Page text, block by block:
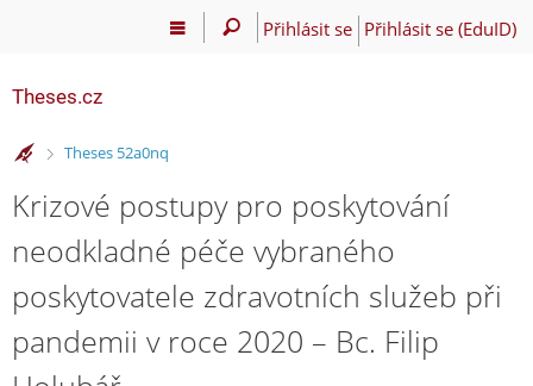
Přihlásit se Přihlásit se (EduID)
Theses.cz
>
Theses 52a0nq
Krizové postupy pro poskytování
neodkladné péče vybraného
poskytovatele zdravotních služeb při
pandemii v roce 2020 – Bc. Filip